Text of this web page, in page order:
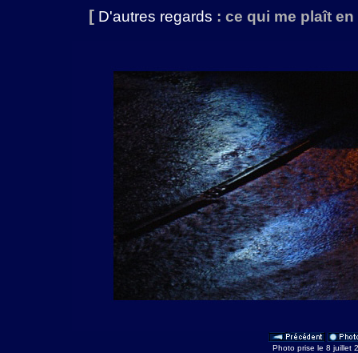
[ D'autres regards : ce qui me plaît
Photo prise le 8 juillet